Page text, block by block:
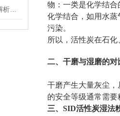
物：一类是化学结
化学结合，如用水
污染。
所以，活性炭在石
二、干磨与湿磨的对
干磨产生大量灰尘
的安全等级通常需
三、SID活性炭湿法